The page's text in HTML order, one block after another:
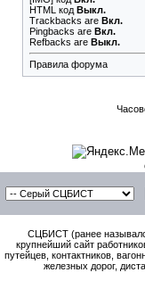
HTML код Выкл.
Trackbacks are Вкл.
Pingbacks are Вкл.
Refbacks are Выкл.
Правила форума
СЦБИСТ (ранее
крупнейший сайт
путейцев, контактников,
железных дорог,